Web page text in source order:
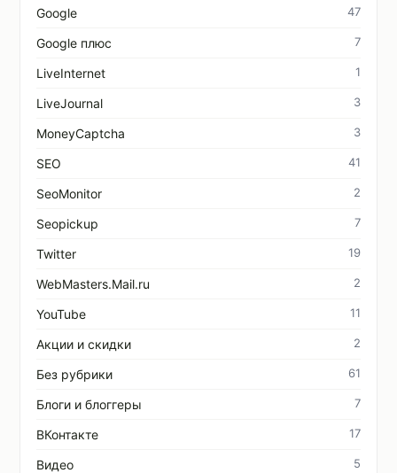
Google 47
Google плюс 7
LiveInternet 1
LiveJournal 3
MoneyCaptcha 3
SEO 41
SeoMonitor 2
Seopickup 7
Twitter 19
WebMasters.Mail.ru 2
YouTube 11
Акции и скидки 2
Без рубрики 61
Блоги и блоггеры 7
ВКонтакте 17
Видео 5